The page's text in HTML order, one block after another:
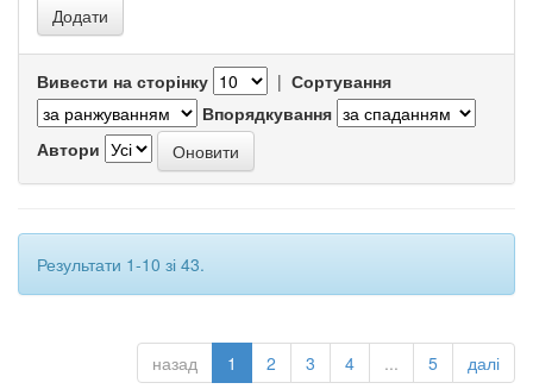
Вивести на сторінку | Сортування
Впорядкування
Автори
Результати 1-10 зі 43.
назад 1 2 3 4 ... 5 далі